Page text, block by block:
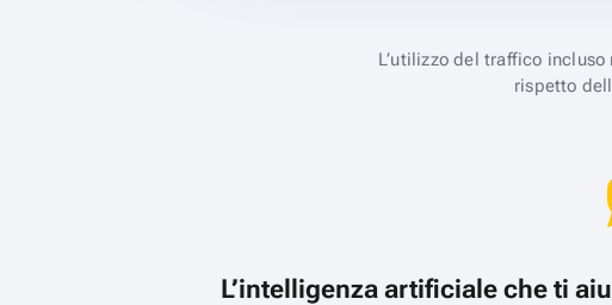
L’utilizzo del traffico
rispetto
L’intelligenza artificiale che ti